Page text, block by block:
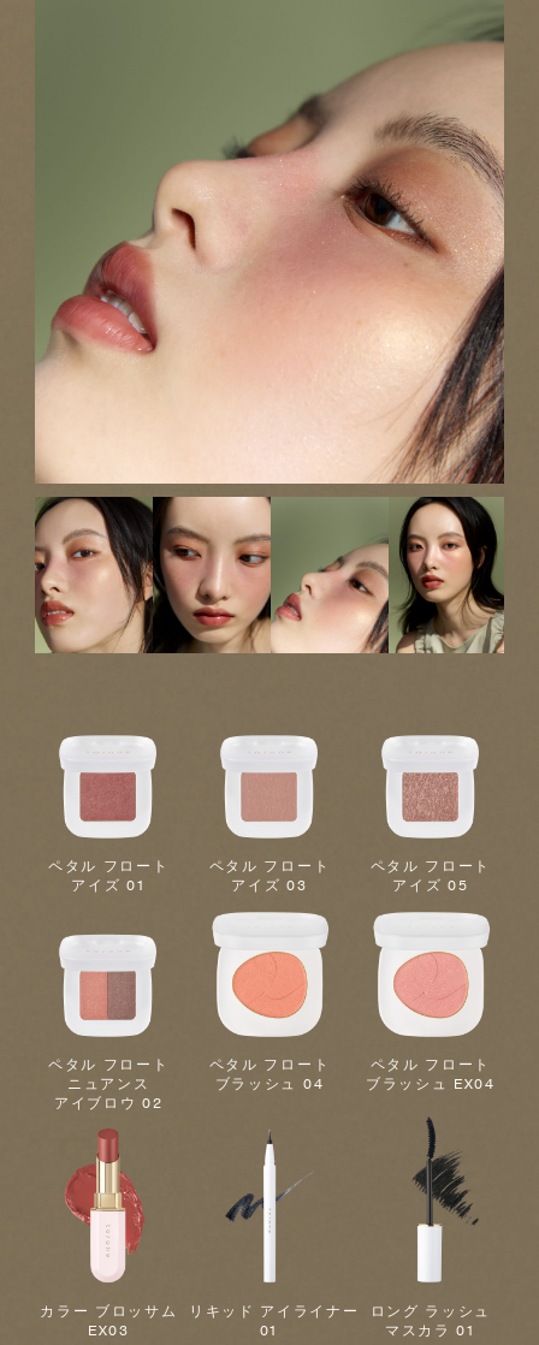
ペタル フロート
アイズ 01
ペタル フロート
アイズ 03
ペタル フロート
アイズ 05
ペタル フロート
ニュアンス
アイブロウ 02
ペタル フロート
ブラッシュ 04
ペタル フロート
ブラッシュ EX04
カラー ブロッサム
EX03
リキッド アイライナー
01
ロング ラッシュ
マスカラ 01